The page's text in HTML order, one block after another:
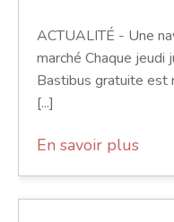
ACTUALITÉ - Une
marché Chaque jeudi
Bastibus gratuite est
[...]
En savoir plus